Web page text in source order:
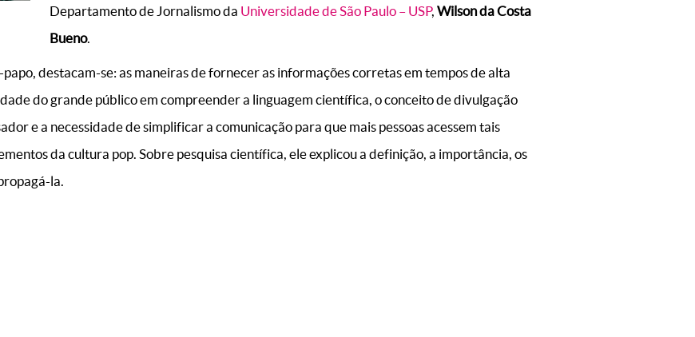
Departamento de Jornalismo da Universidade de São Paulo – USP,Wilson da Costa
Bueno.
destacam-se: as maneiras de fornecer as informações corretas em tempos de alta
do grande público em compreender a linguagem científica, o conceito de divulgação
e a necessidade de simplificar a comunicação para que mais pessoas acessem tais
da cultura pop. Sobre pesquisa científica, ele explicou a definição, a importância, os
la.